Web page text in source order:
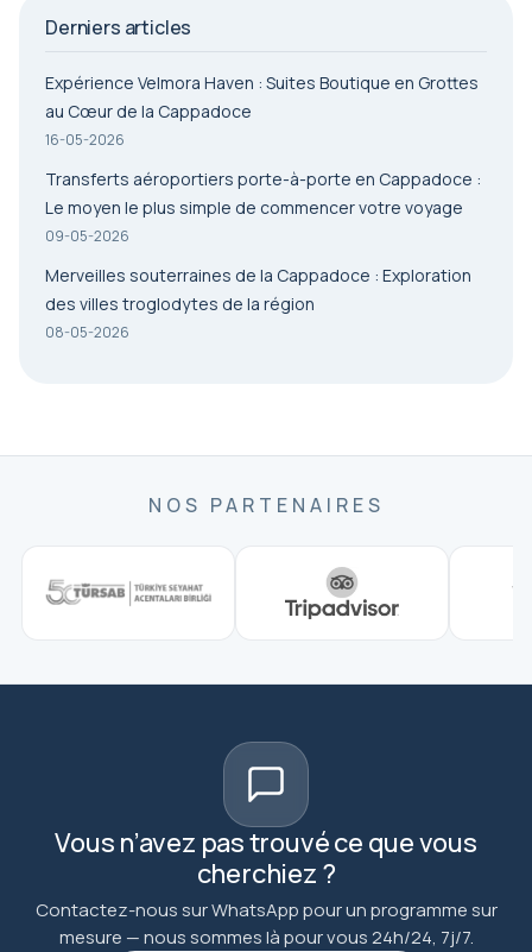
Derniers articles
Expérience Velmora Haven : Suites Boutique en Grottes
au Cœur de la Cappadoce
16-05-2026
Transferts aéroportiers porte-à-porte en Cappadoce :
Le moyen le plus simple de commencer votre voyage
09-05-2026
Merveilles souterraines de la Cappadoce : Exploration
des villes troglodytes de la région
08-05-2026
NOS PARTENAIRES
Vous n’avez pas trouvé ce que vous
cherchiez ?
Contactez-nous sur WhatsApp pour un programme sur
mesure — nous sommes là pour vous 24h/24, 7j/7.